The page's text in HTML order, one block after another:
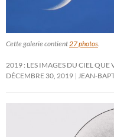
Cette galerie contient 27 photos
2019 : LES IMAGES DU CIEL QUE
DÉCEMBRE 30, 2019
JEAN-